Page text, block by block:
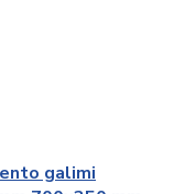
galimi